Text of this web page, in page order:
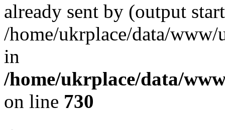
already sent by (output
/home/ukrplace/data/
in
/home/ukrplace/data/
on line 730